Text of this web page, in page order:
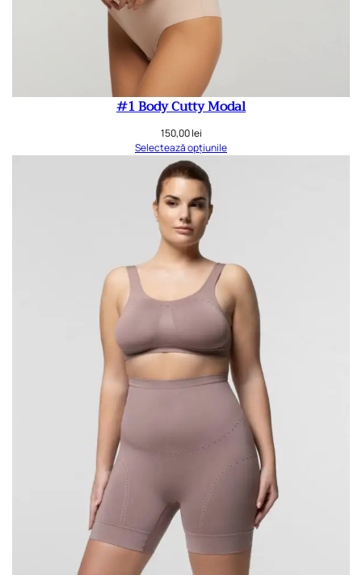
#1 Body Cutty Modal
150,00lei
Selectează opțiunile